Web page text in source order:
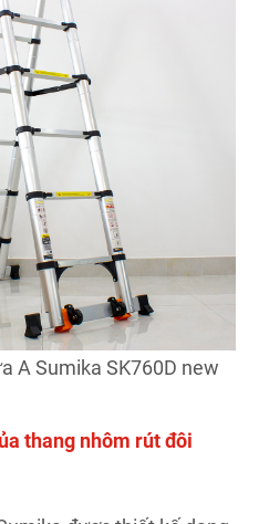
A Sumika SK760D new
thang nhôm rút đôi